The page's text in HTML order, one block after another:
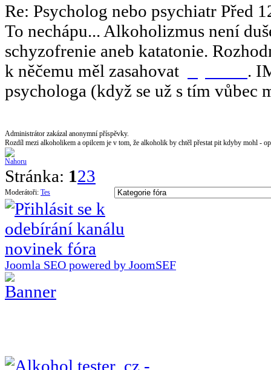
Re: Psycholog nebo psychiatr Před
To nechápu... Alkoholizmus není
schyzofrenie aneb katatonie.
k něčemu měl zasahovat
.
psychologa (když se už s tím vůbec
Administrátor zakázal anonymní příspěvky.
Rozdíl mezi alkoholikem a opilcem je v tom, že alkoholik by chtěl přestat pit kdyby mohl -
Stránka: 123
Moderátoři: Tes
Joomla SEO powered by JoomSEF